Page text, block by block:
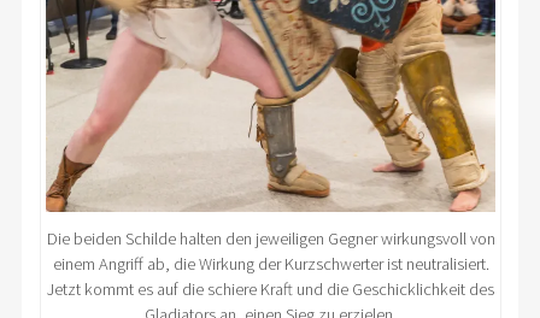
Die beiden Schilde halten den jeweiligen Gegner wirkungsvoll von
einem Angriff ab, die Wirkung der Kurzschwerter ist neutralisiert.
Jetzt kommt es auf die schiere Kraft und die Geschicklichkeit des